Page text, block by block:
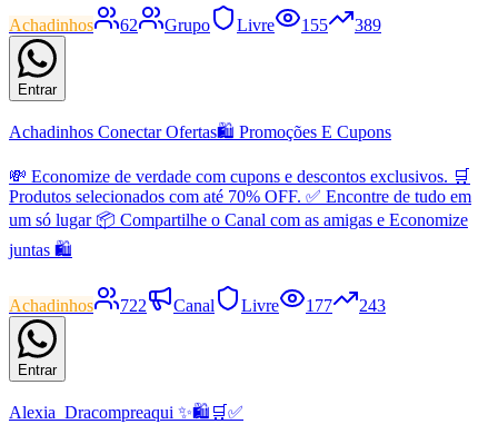
Achadinhos 62 Grupo Livre 155 389
Entrar
Achadinhos Conectar Ofertas🛍 Promoções E Cupons
💸 Economize de verdade com cupons e descontos exclusivos. 🛒
Produtos selecionados com até 70% OFF. ✅ Encontre de tudo em
um só lugar 📦 Compartilhe o Canal com as amigas e Economize
juntas 🛍
Achadinhos 722 Canal Livre 177 243
Entrar
Alexia_Dracompreaqui ✨🛍️🛒✅